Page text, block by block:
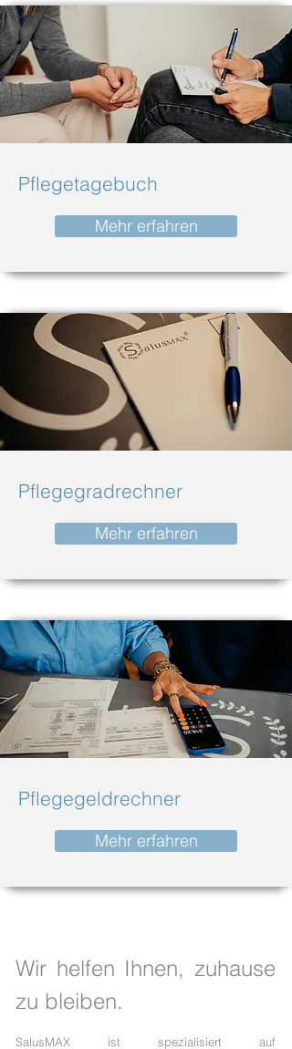
Pflegetagebuch
Mehr erfahren
Pflegegradrechner
Mehr erfahren
Pflegegeldrechner
Mehr erfahren
Wir helfen Ihnen, zuhause
zu bleiben.
SalusMAX ist spezialisiert auf